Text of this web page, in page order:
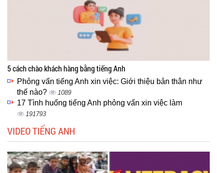
5 cách chào khách hàng bằng tiếng Anh
Phỏng vấn tiếng Anh xin việc: Giới thiệu bản thân như
thế nào?
1089
17 Tình huống tiếng Anh phỏng vấn xin việc làm
191793
VIDEO TIẾNG ANH